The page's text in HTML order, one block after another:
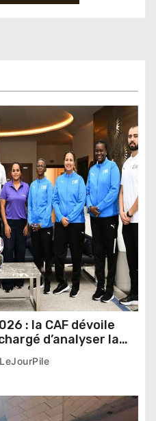
: la CAF dévoile
d’analyser la